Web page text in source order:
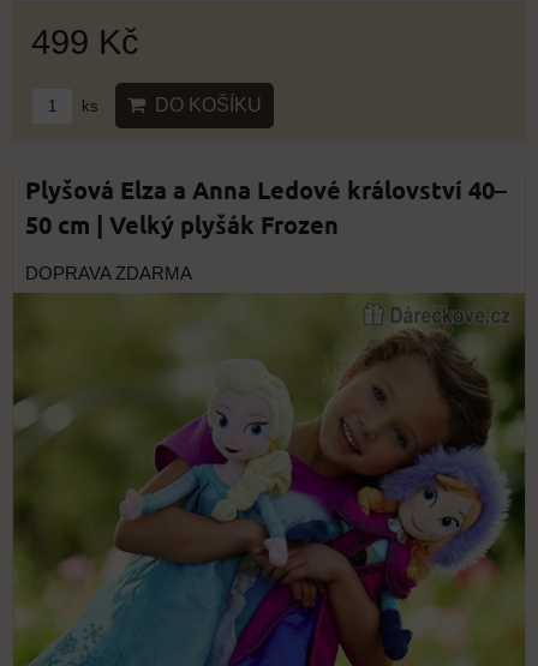
499 Kč
ks DO KOŠÍKU
Plyšová Elza a Anna Ledové království 40–
50 cm | Velký plyšák Frozen
DOPRAVA ZDARMA